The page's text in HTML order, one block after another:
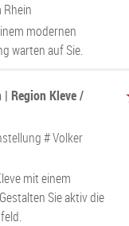
modernen
warten auf Sie.
Region Kleve /
# Volker
mit einem
Sie aktiv die